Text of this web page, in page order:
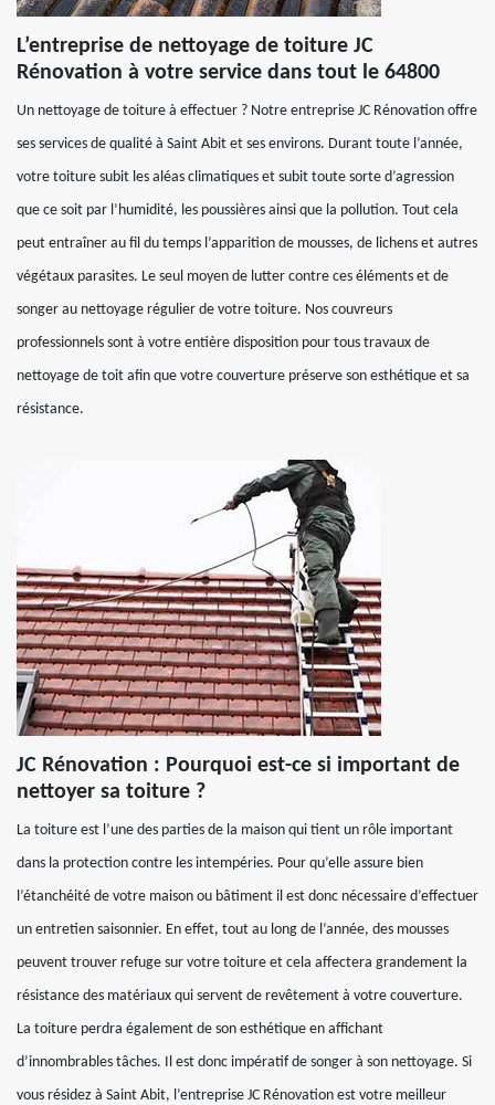
L’entreprise de nettoyage de toiture JC
Rénovation à votre service dans tout le 64800
Un nettoyage de toiture à effectuer ? Notre entreprise JC Rénovation offre
ses services de qualité à Saint Abit et ses environs. Durant toute l’année,
votre toiture subit les aléas climatiques et subit toute sorte d’agression
que ce soit par l’humidité, les poussières ainsi que la pollution. Tout cela
peut entraîner au fil du temps l’apparition de mousses, de lichens et autres
végétaux parasites. Le seul moyen de lutter contre ces éléments et de
songer au nettoyage régulier de votre toiture. Nos couvreurs
professionnels sont à votre entière disposition pour tous travaux de
nettoyage de toit afin que votre couverture préserve son esthétique et sa
résistance.
JC Rénovation : Pourquoi est-ce si important de
nettoyer sa toiture ?
La toiture est l’une des parties de la maison qui tient un rôle important
dans la protection contre les intempéries. Pour qu’elle assure bien
l’étanchéité de votre maison ou bâtiment il est donc nécessaire d’effectuer
un entretien saisonnier. En effet, tout au long de l’année, des mousses
peuvent trouver refuge sur votre toiture et cela affectera grandement la
résistance des matériaux qui servent de revêtement à votre couverture.
La toiture perdra également de son esthétique en affichant
d’innombrables tâches. Il est donc impératif de songer à son nettoyage. Si
vous résidez à Saint Abit, l’entreprise JC Rénovation est votre meilleur